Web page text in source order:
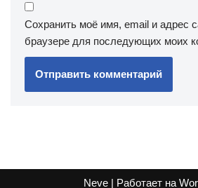
Сохранить моё имя, email и адрес
браузере для последующих моих
Neve | Работает на